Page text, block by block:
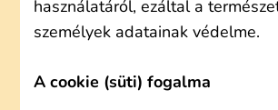
használatáról, ezáltal a
személyek adatainak védelme.
A cookie (süti) fogalma